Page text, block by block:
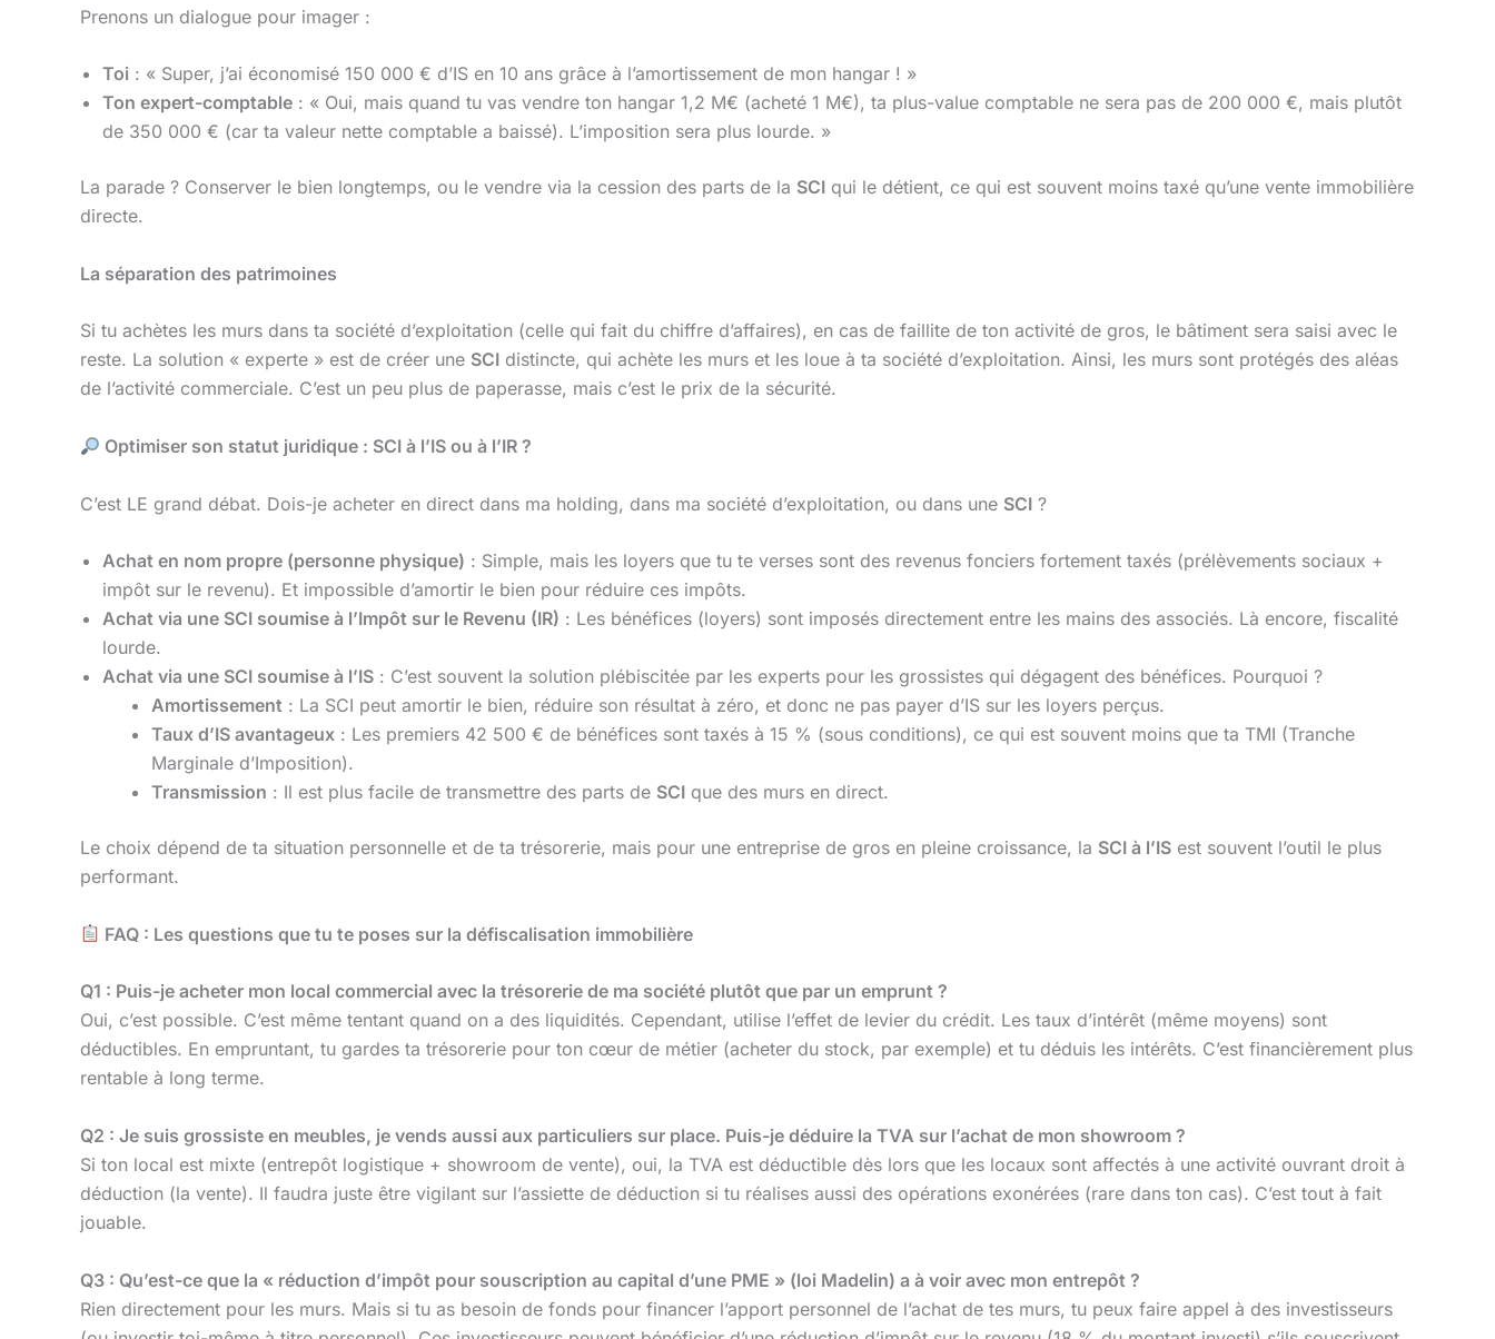
Prenons un dialogue pour imager :
Toi : « Super, j’ai économisé 150 000 € d’IS en 10 ans grâce à l’amortissement de mon hangar ! »
Ton expert-comptable : « Oui, mais quand tu vas vendre ton hangar 1,2 M€ (acheté 1 M€), ta plus-value comptable ne sera pas de 200 000 €, mais plutôt
de 350 000 € (car ta valeur nette comptable a baissé). L’imposition sera plus lourde. »
La parade ? Conserver le bien longtemps, ou le vendre via la cession des parts de la SCI qui le détient, ce qui est souvent moins taxé qu’une vente immobilière
directe.
La séparation des patrimoines
Si tu achètes les murs dans ta société d’exploitation (celle qui fait du chiffre d’affaires), en cas de faillite de ton activité de gros, le bâtiment sera saisi avec le
reste. La solution « experte » est de créer une SCI distincte, qui achète les murs et les loue à ta société d’exploitation. Ainsi, les murs sont protégés des aléas
de l’activité commerciale. C’est un peu plus de paperasse, mais c’est le prix de la sécurité.
Optimiser son statut juridique : SCI à l’IS ou à l’IR ?
C’est LE grand débat. Dois-je acheter en direct dans ma holding, dans ma société d’exploitation, ou dans une SCI ?
Achat en nom propre (personne physique) : Simple, mais les loyers que tu te verses sont des revenus fonciers fortement taxés (prélèvements sociaux +
impôt sur le revenu). Et impossible d’amortir le bien pour réduire ces impôts.
Achat via une SCI soumise à l’Impôt sur le Revenu (IR) : Les bénéfices (loyers) sont imposés directement entre les mains des associés. Là encore, fiscalité
lourde.
Achat via une SCI soumise à l’IS : C’est souvent la solution plébiscitée par les experts pour les grossistes qui dégagent des bénéfices. Pourquoi ?
Amortissement : La SCI peut amortir le bien, réduire son résultat à zéro, et donc ne pas payer d’IS sur les loyers perçus.
Taux d’IS avantageux : Les premiers 42 500 € de bénéfices sont taxés à 15 % (sous conditions), ce qui est souvent moins que ta TMI (Tranche
Marginale d’Imposition).
Transmission : Il est plus facile de transmettre des parts de SCI que des murs en direct.
Le choix dépend de ta situation personnelle et de ta trésorerie, mais pour une entreprise de gros en pleine croissance, la SCI à l’IS est souvent l’outil le plus
performant.
FAQ : Les questions que tu te poses sur la défiscalisation immobilière
Q1 : Puis-je acheter mon local commercial avec la trésorerie de ma société plutôt que par un emprunt ?
Oui, c’est possible. C’est même tentant quand on a des liquidités. Cependant, utilise l’effet de levier du crédit. Les taux d’intérêt (même moyens) sont
déductibles. En empruntant, tu gardes ta trésorerie pour ton cœur de métier (acheter du stock, par exemple) et tu déduis les intérêts. C’est financièrement plus
rentable à long terme.
Q2 : Je suis grossiste en meubles, je vends aussi aux particuliers sur place. Puis-je déduire la TVA sur l’achat de mon showroom ?
Si ton local est mixte (entrepôt logistique + showroom de vente), oui, la TVA est déductible dès lors que les locaux sont affectés à une activité ouvrant droit à
déduction (la vente). Il faudra juste être vigilant sur l’assiette de déduction si tu réalises aussi des opérations exonérées (rare dans ton cas). C’est tout à fait
jouable.
Q3 : Qu’est-ce que la « réduction d’impôt pour souscription au capital d’une PME » (loi Madelin) a à voir avec mon entrepôt ?
Rien directement pour les murs. Mais si tu as besoin de fonds pour financer l’apport personnel de l’achat de tes murs, tu peux faire appel à des investisseurs